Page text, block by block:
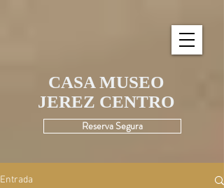
CASA MUSEO
JEREZ CENTRO
Reserva Segura
Entrada